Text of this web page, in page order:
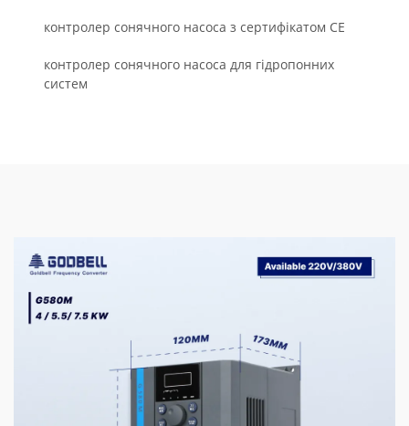
контролер сонячного насоса з сертифікатом СЕ
контролер сонячного насоса для гідропонних
систем